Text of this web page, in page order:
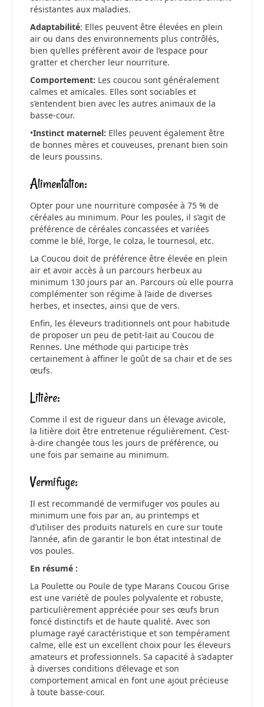
résistantes aux maladies.
Adaptabilité: Elles peuvent être élevées en plein
air ou dans des environnements plus contrôlés,
bien qu’elles préfèrent avoir de l’espace pour
gratter et chercher leur nourriture.
Comportement: Les coucou sont généralement
calmes et amicales. Elles sont sociables et
s’entendent bien avec les autres animaux de la
basse-cour.
•Instinct maternel: Elles peuvent également être
de bonnes mères et couveuses, prenant bien soin
de leurs poussins.
Alimentation:
Opter pour une nourriture composée à 75 % de
céréales au minimum. Pour les poules, il s’agit de
préférence de céréales concassées et variées
comme le blé, l’orge, le colza, le tournesol, etc.
La Coucou doit de préférence être élevée en plein
air et avoir accès à un parcours herbeux au
minimum 130 jours par an. Parcours où elle pourra
complémenter son régime à l’aide de diverses
herbes, et insectes, ainsi que de vers.
Enfin, les éleveurs traditionnels ont pour habitude
de proposer un peu de petit-lait au Coucou de
Rennes. Une méthode qui participe très
certainement à affiner le goût de sa chair et de ses
œufs.
Litière:
Comme il est de rigueur dans un élevage avicole,
la litière doit être entretenue régulièrement. C’est-
à-dire changée tous les jours de préférence, ou
une fois par semaine au minimum.
Vermifuge:
Il est recommandé de vermifuger vos poules au
minimum une fois par an, au printemps et
d’utiliser des produits naturels en cure sur toute
l’année, afin de garantir le bon état intestinal de
vos poules.
En résumé :
La Poulette ou Poule de type Marans Coucou Grise
est une variété de poules polyvalente et robuste,
particulièrement appréciée pour ses œufs brun
foncé distinctifs et de haute qualité. Avec son
plumage rayé caractéristique et son tempérament
calme, elle est un excellent choix pour les éleveurs
amateurs et professionnels. Sa capacité à s’adapter
à diverses conditions d’élevage et son
comportement amical en font une ajout précieuse
à toute basse-cour.